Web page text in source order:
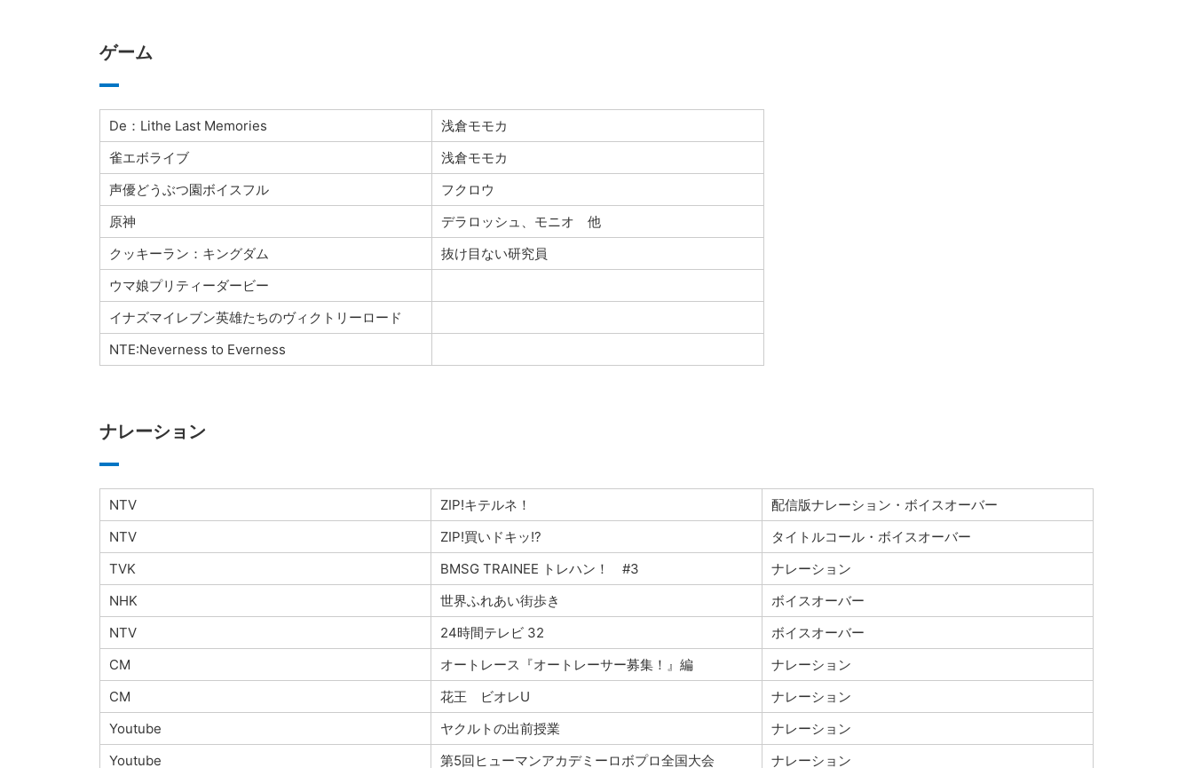
ゲーム
De：Lithe Last Memories
浅倉モモカ
雀エボライブ
浅倉モモカ
声優どうぶつ園ボイスフル
フクロウ
原神
デラロッシュ、モニオ 他
クッキーラン：キングダム
抜け目ない研究員
ウマ娘プリティーダービー
イナズマイレブン英雄たちのヴィクトリーロード
NTE:Neverness to Everness
ナレーション
NTV ZIP!キテルネ！
配信版ナレーション・ボイスオーバー
NTV
ZIP!買いドキッ!?
タイトルコール・ボイスオーバー
TVK
BMSG TRAINEE トレハン！ #3
ナレーション
NHK
世界ふれあい街歩き
ボイスオーバー
NTV
24時間テレビ 32
ボイスオーバー
CM
オートレース『オートレーサー募集！』編
ナレーション
CM
花王 ビオレU
ナレーション
Youtube
ヤクルトの出前授業
ナレーション
Youtube
第5回ヒューマンアカデミーロボプロ全国大会
ナレーション